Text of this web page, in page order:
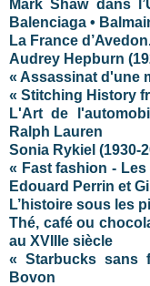
Mark Shaw dans
Balenciaga •
La France
Audrey Hepburn
« Assassinat d'une
« Stitching History
L'Art de
Ralph Lauren
Sonia Rykiel (1930-
« Fast fashion -
Edouard Perrin et
L’histoire sous les
Thé, café ou
au XVIIIe siècle
« Starbucks sans
Bovon